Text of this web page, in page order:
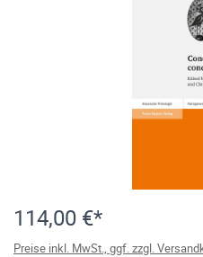
114,00 €*
Preise inkl. MwSt., ggf. zzgl.